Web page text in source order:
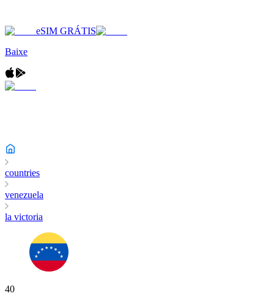
eSIM GRÁTIS
Baixe
countries
venezuela
la victoria
40